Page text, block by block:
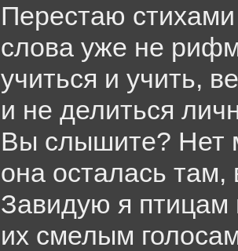
Перестаю стихами
слова уже не
учиться и учить,
и не делиться
Вы слышите? Нет
она осталась там,
Завидую я
их смелым